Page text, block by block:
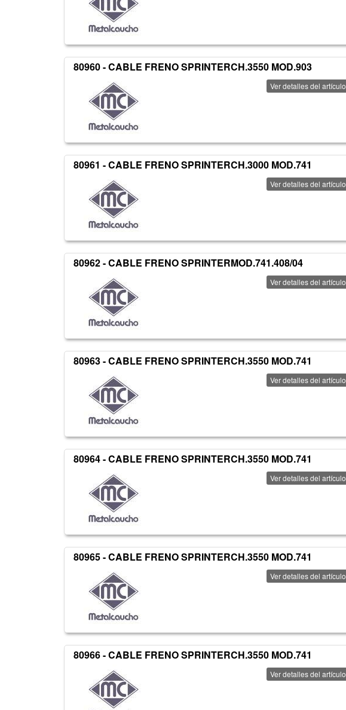
80960 - CABLE FRENO SPRINTERCH.3550 MOD.903
Ver detalles del artículo
80961 - CABLE FRENO SPRINTERCH.3000 MOD.741
Ver detalles del artículo
80962 - CABLE FRENO SPRINTERMOD.741.408/04
Ver detalles del artículo
80963 - CABLE FRENO SPRINTERCH.3550 MOD.741
Ver detalles del artículo
80964 - CABLE FRENO SPRINTERCH.3550 MOD.741
Ver detalles del artículo
80965 - CABLE FRENO SPRINTERCH.3550 MOD.741
Ver detalles del artículo
80966 - CABLE FRENO SPRINTERCH.3550 MOD.741
Ver detalles del artículo